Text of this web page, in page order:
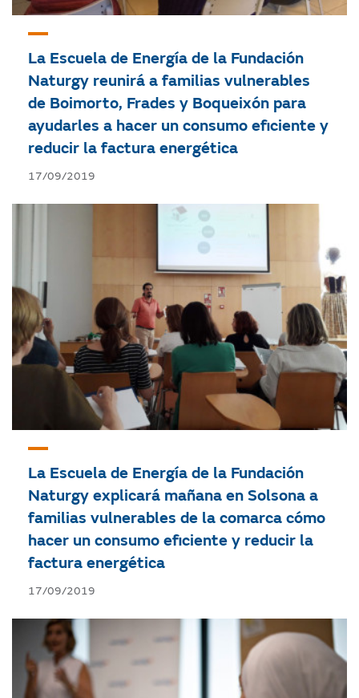
La Escuela de Energía de la Fundación
Naturgy reunirá a familias vulnerables
de Boimorto, Frades y Boqueixón para
ayudarles a hacer un consumo eficiente y
reducir la factura energética
17/09/2019
La Escuela de Energía de la Fundación
Naturgy explicará mañana en Solsona a
familias vulnerables de la comarca cómo
hacer un consumo eficiente y reducir la
factura energética
17/09/2019